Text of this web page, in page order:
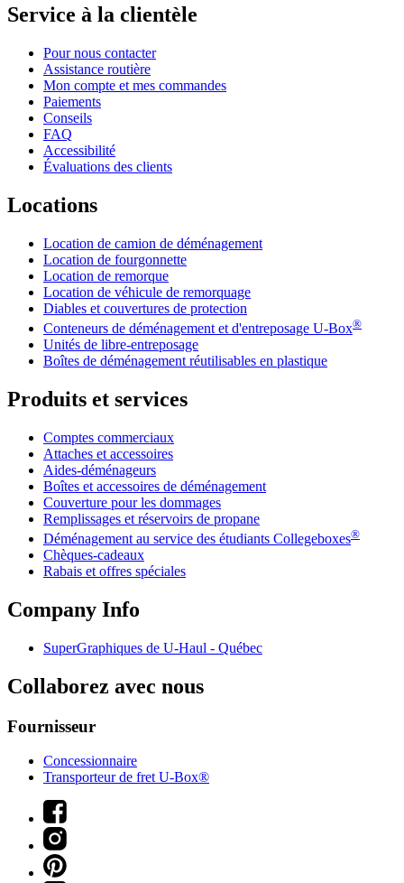
Service à la clientèle
Pour nous contacter
Assistance routière
Mon compte et mes commandes
Paiements
Conseils
FAQ
Accessibilité
Évaluations des clients
Locations
Location de camion de déménagement
Location de fourgonnette
Location de remorque
Location de véhicule de remorquage
Diables et couvertures de protection
Conteneurs de déménagement et d'entreposage U-Box®
Unités de libre-entreposage
Boîtes de déménagement réutilisables en plastique
Produits et services
Comptes commerciaux
Attaches et accessoires
Aides-déménageurs
Boîtes et accessoires de déménagement
Couverture pour les dommages
Remplissages et réservoirs de propane
Déménagement au service des étudiants Collegeboxes®
Chèques-cadeaux
Rabais et offres spéciales
Company Info
SuperGraphiques de U-Haul - Québec
Collaborez avec nous
Fournisseur
Concessionnaire
Transporteur de fret U-Box®